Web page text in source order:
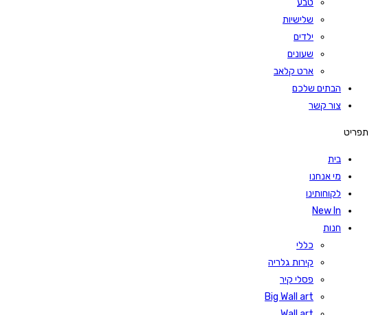
טבע
שלישיות
ילדים
שעונים
ארט קלאב
הבתים שלכם
צור קשר
תפריט
בית
מי אנחנו
לקוחותינו
New In
חנות
כללי
קירות גלריה
פסלי קיר
Big Wall art